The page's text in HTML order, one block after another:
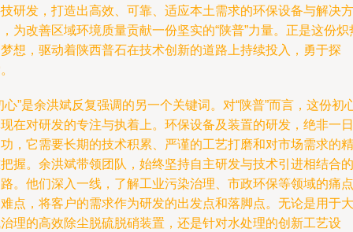
研发，打造出高效、可靠、适应本土需求的环保设备与解决方
为改善区域环境质量贡献一份坚实的“陕普”力量。正是这份炽
想，驱动着陕西普石在技术创新的道路上持续投入，勇于探
心”是余洪斌反复强调的另一个关键词。对“陕普”而言，这份初
在对研发的专注与执着上。环保设备及装置的研发，绝非一日
，它需要长期的技术积累、严谨的工艺打磨和对市场需求的精
握。余洪斌带领团队，始终坚持自主研发与技术引进相结合的
。他们深入一线，了解工业污染治理、市政环保等领域的痛点
点，将客户的需求作为研发的出发点和落脚点。无论是用于大
理的高效除尘脱硫脱硝装置，还是针对水处理的创新工艺设